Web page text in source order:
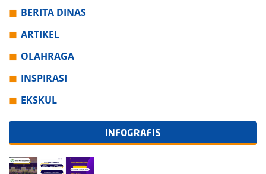
BERITA DINAS
ARTIKEL
OLAHRAGA
INSPIRASI
EKSKUL
INFOGRAFIS